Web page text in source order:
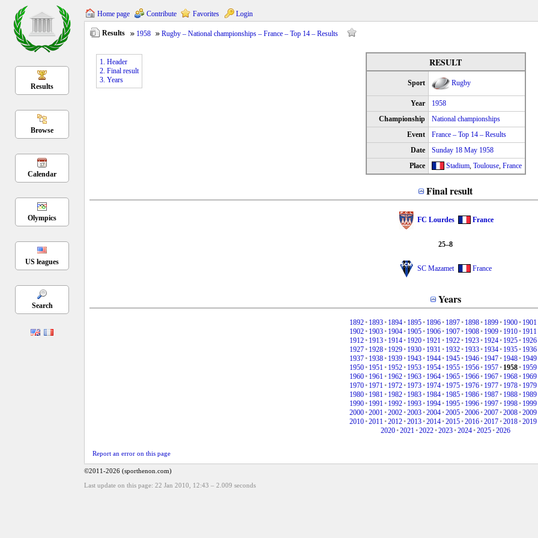
Results
Browse
Calendar
Olympics
US leagues
Search
Home page Contribute Favorites Login
Results 1958 Rugby – National championships – France – Top 14 – Results
RESULT
Sport Rugby
Year
1958
Championship
National championships
Event
France – Top 14 – Results
Date
Sunday 18 May 1958
Place
Stadium, Toulouse, France
Final result
FC Lourdes France
25–8
SC Mazamet France
Years
1892• 1893• 1894• 1895• 1896• 1897• 1898• 1899• 1900• 1901
1902• 1903• 1904• 1905• 1906• 1907• 1908• 1909• 1910• 1911
1912• 1913• 1914• 1920• 1921• 1922• 1923• 1924• 1925• 1926
1927• 1928• 1929• 1930• 1931• 1932• 1933• 1934• 1935• 1936
1937• 1938• 1939• 1943• 1944• 1945• 1946• 1947• 1948• 1949
1950• 1951• 1952• 1953• 1954• 1955• 1956• 1957• 1958• 1959
1960• 1961• 1962• 1963• 1964• 1965• 1966• 1967• 1968• 1969
1970• 1971• 1972• 1973• 1974• 1975• 1976• 1977• 1978• 1979
1980• 1981• 1982• 1983• 1984• 1985• 1986• 1987• 1988• 1989
1990• 1991• 1992• 1993• 1994• 1995• 1996• 1997• 1998• 1999
2000•2001•2002•2003•2004•2005•2006•2007•2008•2009
2010•2011•2012•2013•2014•2015•2016•2017•2018•2019
2020•2021•2022•2023•2024•2025•2026
1. Header
2. Final result
3. Years
Report an error on this page
©2011-2026 (sporthenon.com)
Last update on this page: 22 Jan 2010, 12:43 – 2.009 seconds